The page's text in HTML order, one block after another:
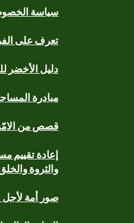
سياسة
تعرف على
دليل الأخضر
مبادرة
قصص من
إعادة تقييم
والثروة
صور أمة